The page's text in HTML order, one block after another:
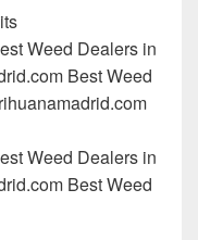
Weed Dealers in
Best Weed
Weed Dealers in
Best Weed